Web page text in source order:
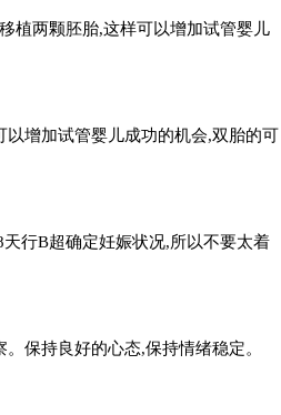
植两颗胚胎,这样可以增加试管婴儿
增加试管婴儿成功的机会,双胎的可
行B超确定妊娠状况,所以不要太着
保持良好的心态,保持情绪稳定。